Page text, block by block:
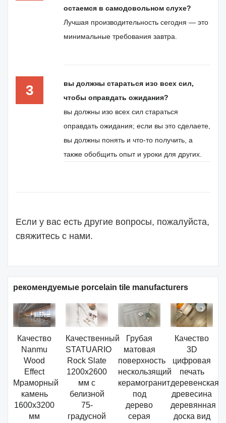
остаемся в самодовольном слухе?
Лучшая производительность сегодня — это
минимальные требования завтра.
3
вы должны стараться изо всех сил,
чтобы оправдать ожидания?
вы должны изо всех сил стараться
оправдать ожидания; если вы это сделаете,
вы должны понять и что-то получить, а
также обобщить опыт и уроки для других.
Если у вас есть другие вопросы, пожалуйста,
свяжитесь с нами.
рекомендуемые porcelain tile manufacturers
Качество
Nanmu
Wood
Effect
Мраморный
камень
1600x3200
мм
Качественный
STATUARIO
Rock Slate
1200x2600
мм с
белизной
75-
градусной
Грубая
матовая
поверхность
нескользящий
керамогранит
под
дерево
серая
Качество
3D
цифровая
печать
деревенская
древесина
деревянная
доска вид